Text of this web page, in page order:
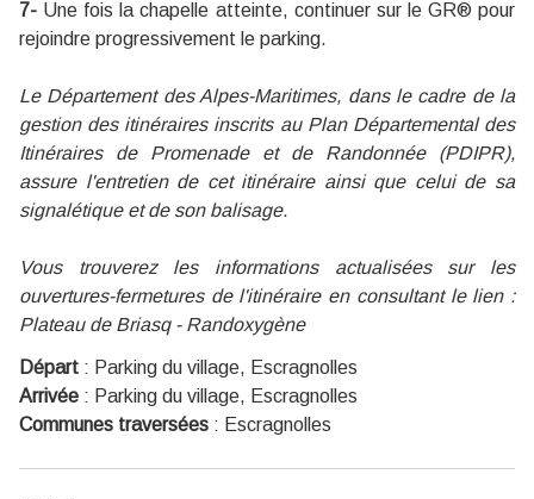
7- Une fois la chapelle atteinte, continuer sur le GR® pour
rejoindre progressivement le parking.
Le Département des Alpes-Maritimes, dans le cadre de la
gestion des itinéraires inscrits au Plan Départemental des
Itinéraires de Promenade et de Randonnée (PDIPR),
assure l'entretien de cet itinéraire ainsi que celui de sa
signalétique et de son balisage.
Vous trouverez les informations actualisées sur les
ouvertures-fermetures de l'itinéraire en consultant le lien :
Plateau de Briasq - Randoxygène
Départ : Parking du village, Escragnolles
Arrivée : Parking du village, Escragnolles
Communes traversées : Escragnolles